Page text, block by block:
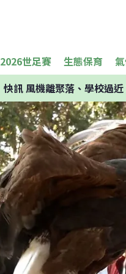
2026世足賽 生態保育
快訊風機離聚落、學校過